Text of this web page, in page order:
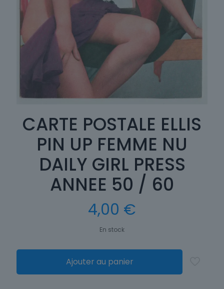
CARTE POSTALE ELLIS
PIN UP FEMME NU
DAILY GIRL PRESS
ANNEE 50 / 60
4,00 €
En stock
Ajouter au panier